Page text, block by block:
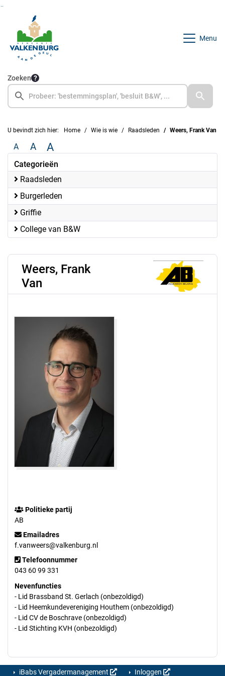
Menu
Zoeken
U bevindt zich hier: Home Wie is wie Raadsleden Weers, Frank Van
A A A
Categorieën
Raadsleden
Burgerleden
Griffie
College van B&W
Weers, Frank
Van
Politieke partij
AB
Emailadres
f.vanweers@valkenburg.nl
Telefoonnummer
043 60 99 331
Nevenfuncties
- Lid Brassband St. Gerlach (onbezoldigd)
- Lid Heemkundevereniging Houthem (onbezoldigd)
- Lid CV de Boschrave (onbezoldigd)
- Lid Stichting KVH (onbezoldigd)
iBabs Vergadermanagement Inloggen